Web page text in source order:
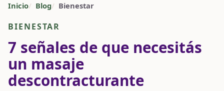
Inicio Blog Bienestar
BIENESTAR
7 señales de que necesitás
un masaje
descontracturante